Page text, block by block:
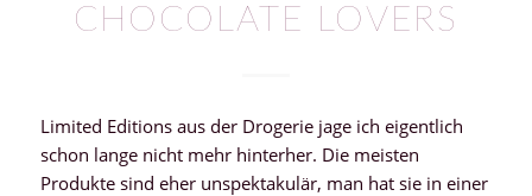
CHOCOLATE LOVERS
Limited Editions aus der Drogerie jage ich eigentlich
schon lange nicht mehr hinterher. Die meisten
Produkte sind eher unspektakulär, man hat sie in einer